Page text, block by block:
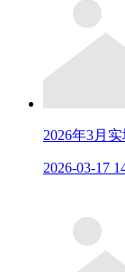
2026年3月
2026-03-17